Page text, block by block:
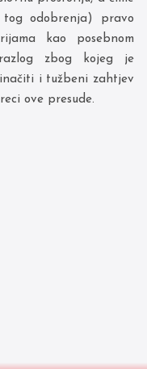
odobrenja) pravo
kao posebnom
zbog kojeg je
i tužbeni zahtjev
ove presude.